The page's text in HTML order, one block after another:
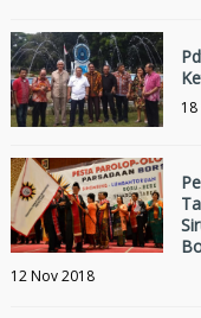
12 Nov 2018